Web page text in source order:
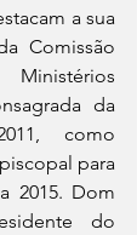
a sua
Comissão
da
como
para
2015. Dom
do